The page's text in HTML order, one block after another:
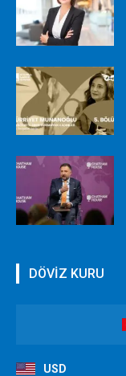
DÖVİZ KURU
USD